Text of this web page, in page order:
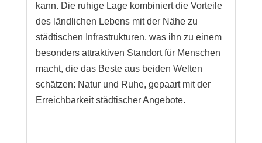
kann. Die ruhige Lage kombiniert die Vorteile
des ländlichen Lebens mit der Nähe zu
städtischen Infrastrukturen, was ihn zu einem
besonders attraktiven Standort für Menschen
macht, die das Beste aus beiden Welten
schätzen: Natur und Ruhe, gepaart mit der
Erreichbarkeit städtischer Angebote.